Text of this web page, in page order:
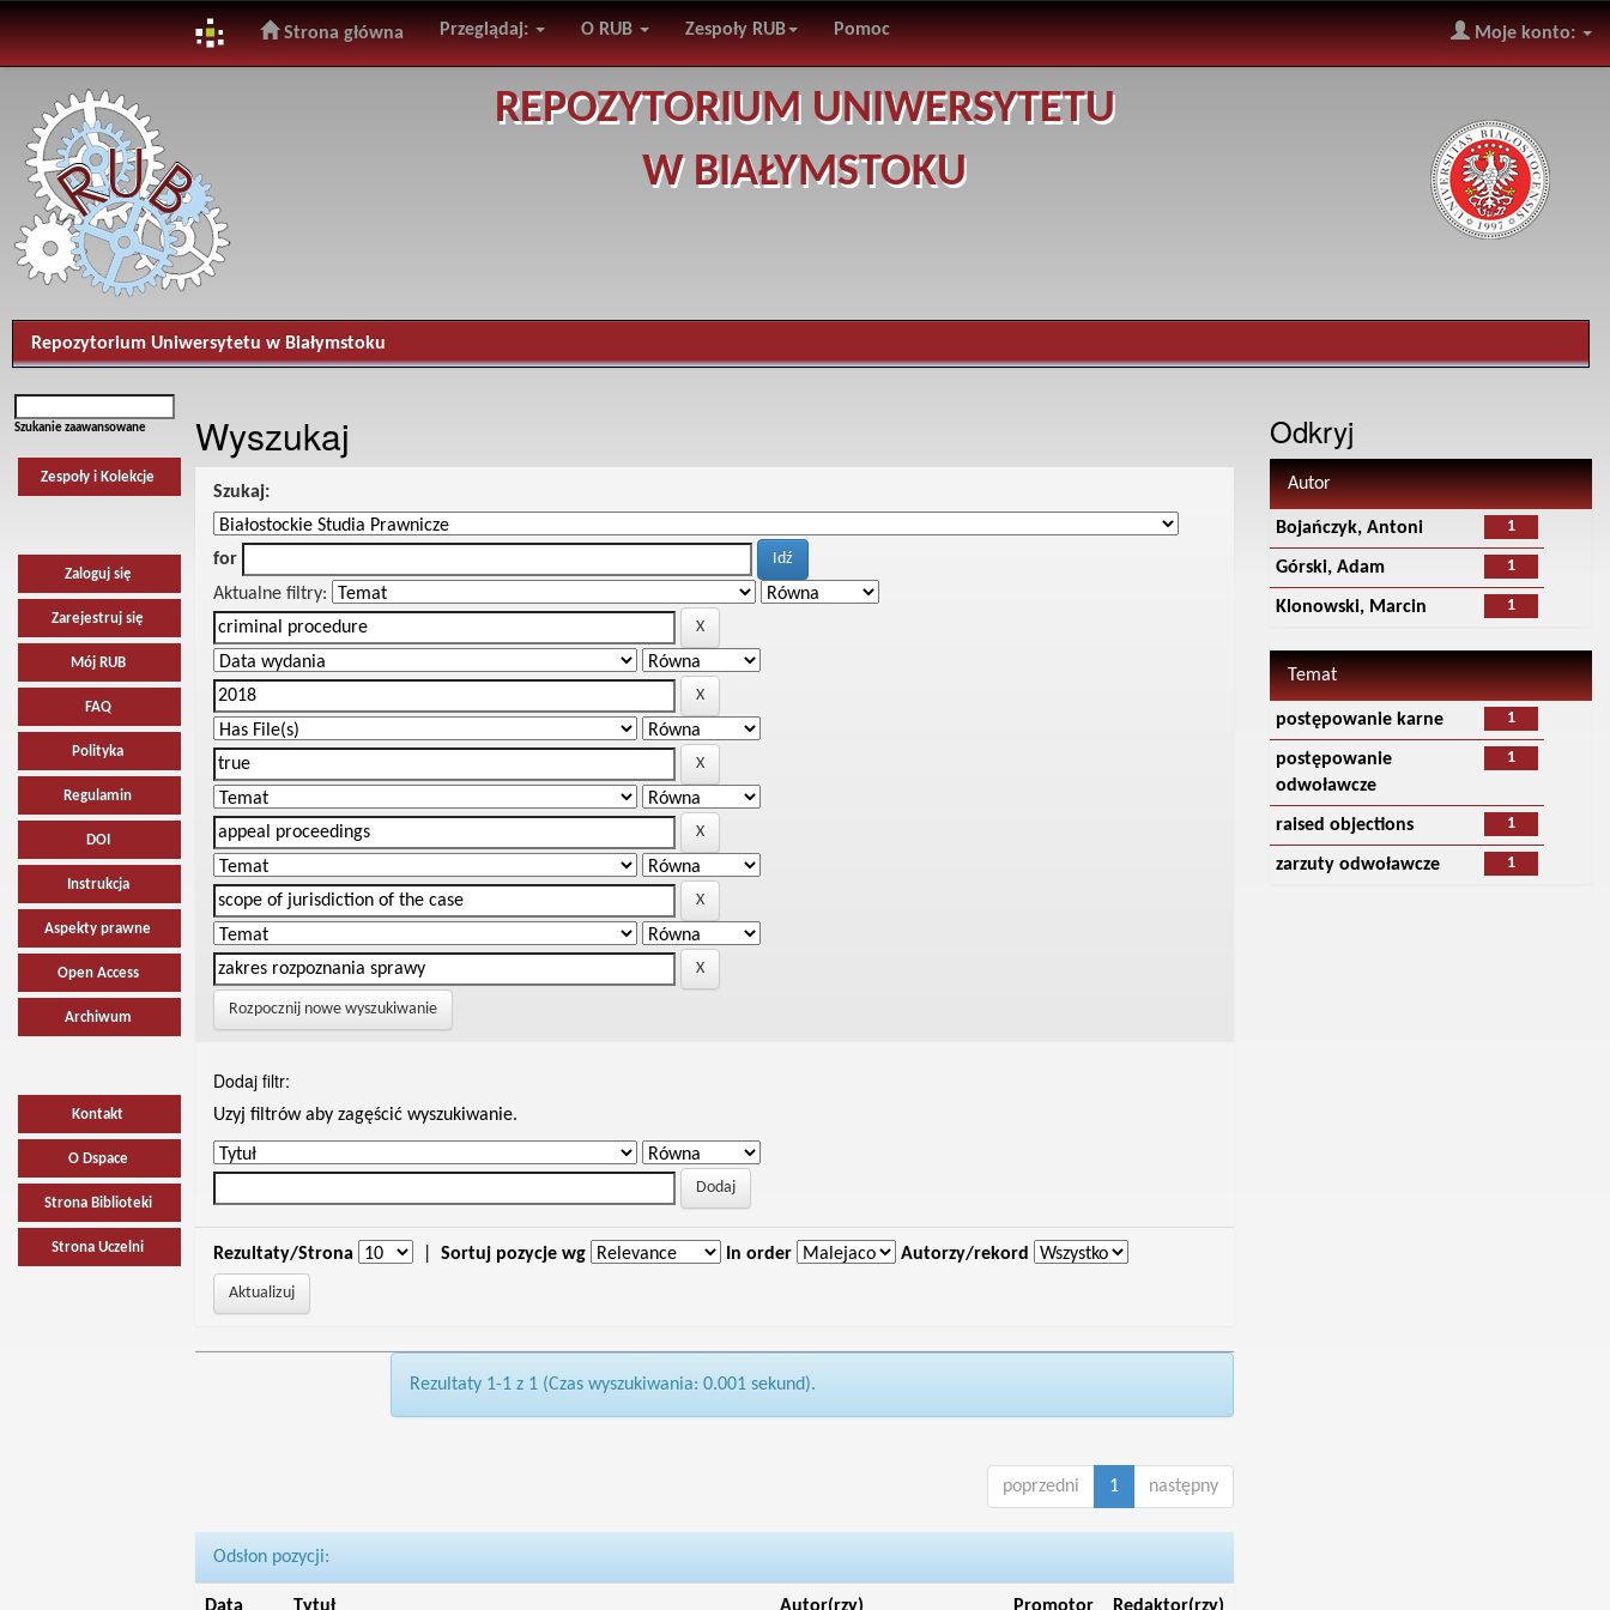
navigation
Strona główna Przeglądaj: O RUB Zespoły RUB Pomoc Moje konto:
REPOZYTORIUM UNIWERSYTETU
W BIAŁYMSTOKU
Repozytorium Uniwersytetu w Białymstoku
Szukanie zaawansowane
Zespoły i Kolekcje
Zaloguj się
Zarejestruj się
Mój RUB
FAQ
Polityka
Regulamin
DOI
Instrukcja
Aspekty prawne
Open Access
Archiwum
Kontakt
O Dspace
Strona Biblioteki
Strona Uczelni
Wyszukaj
Szukaj:
for
Aktualne filtry:
Rozpocznij nowe wyszukiwanie
Dodaj filtr:
Uzyj filtrów aby zagęścić wyszukiwanie.
Rezultaty/Strona Sortuj pozycje wg In order Autorzy/rekord
Rezultaty 1-1 z 1 (Czas wyszukiwania: 0.001 sekund).
poprzedni 1 następny
Odsłon pozycji:
Odkryj
Autor
1
Bojańczyk, Antoni
1
Górski, Adam
1
Klonowski, Marcin
Temat
1
postępowanie karne
1
postępowanie
odwoławcze
1
raised objections
1
zarzuty odwoławcze